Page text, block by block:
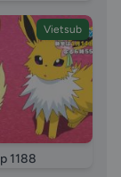
Vietsub
1188